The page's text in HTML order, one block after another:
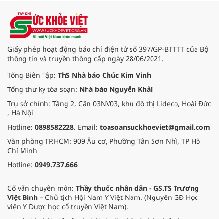
Giấy phép hoạt động báo chí điện tử số 397/GP-BTTTT của Bộ
thông tin và truyền thông cấp ngày 28/06/2021.
Tổng Biên Tập: ThS Nhà báo Chúc Kim Vinh
Tổng thư ký tòa soạn: Nhà báo Nguyễn Khải
Trụ sở chính: Tầng 2, Căn 03NV03, khu đô thị Lideco, Hoài Đức
, Hà Nội
Hotline: 0898582228. Email: toasoansuckhoeviet@gmail.com
Văn phòng TP.HCM: 909 Âu cơ, Phường Tân Sơn Nhì, TP Hồ
Chí Minh
Hotline: 0949.737.666
Cố vấn chuyên môn: Thầy thuốc nhân dân - GS.TS Trương
Việt Bình – Chủ tịch Hội Nam Y Việt Nam. (Nguyên GĐ Học
viện Y Dược học cổ truyền Việt Nam).